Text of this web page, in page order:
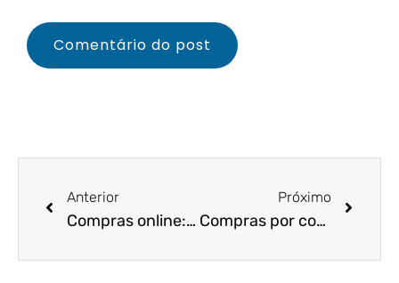
Anterior
Compras online: entenda como a pandemia mudou o comportamento do consumidor
Próximo
Compras por comando de voz: saiba mais sobre esse recurso que se mostra tendência.